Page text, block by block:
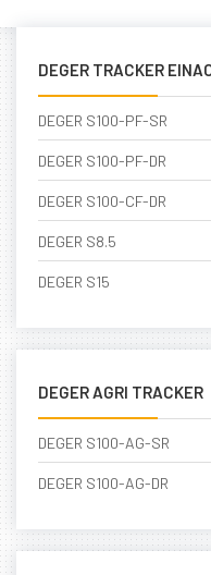
DEGER TRACKER
DEGER S100-PF-SR
DEGER S100-PF-DR
DEGER S100-CF-DR
DEGER S8.5
DEGER S15
DEGER AGRI TRACKER
DEGER S100-AG-SR
DEGER S100-AG-DR